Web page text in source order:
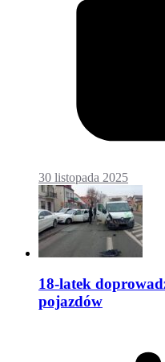
30 listopada 2025
18-latek
pojazdów